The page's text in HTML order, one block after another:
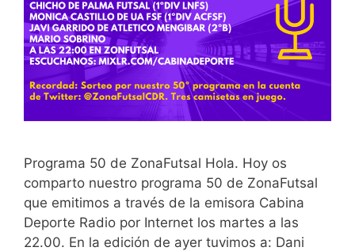
Programa 50 de ZonaFutsal Hola. Hoy os
comparto nuestro programa 50 de ZonaFutsal
que emitimos a través de la emisora Cabina
Deporte Radio por Internet los martes a las
22.00. En la edición de ayer tuvimos a: Dani